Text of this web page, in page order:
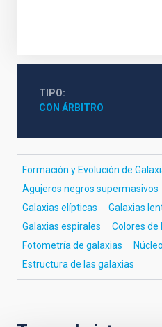
TIPO
CON ÁRBITRO
Formación y Evolución de
Agujeros negros supermasivos
Galaxias elípticas
Galaxias
Galaxias espirales
Colores de
Fotometría de galaxias
Estructura de las galaxias